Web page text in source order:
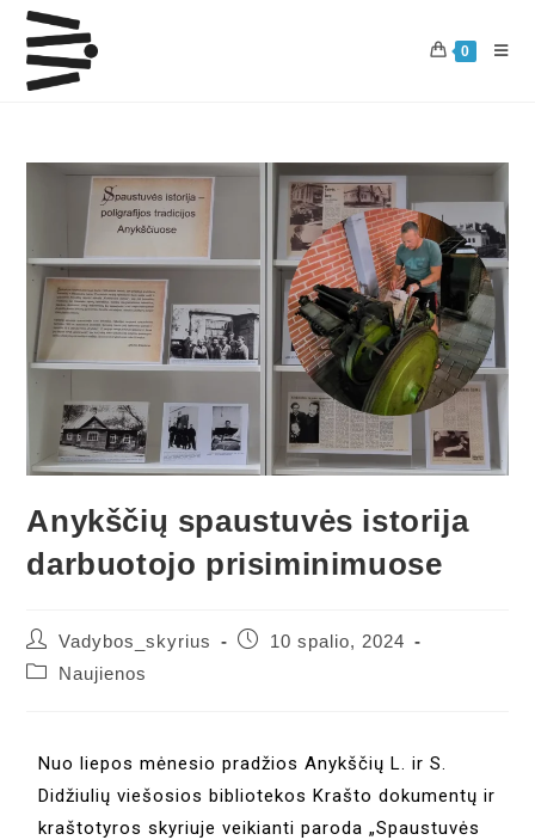
0
Anykščių spaustuvės istorija
darbuotojo prisiminimuose
Vadybos_skyrius
10 spalio, 2024
Naujienos
Nuo liepos mėnesio pradžios Anykščių L. ir S.
Didžiulių viešosios bibliotekos Krašto dokumentų ir
kraštotyros skyriuje veikianti paroda „Spaustuvės